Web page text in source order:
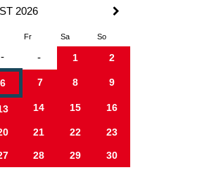
2026
Fr Sa So
- - 1 2
6 7 8 9
14 15 16
21 22 23
28 29 30